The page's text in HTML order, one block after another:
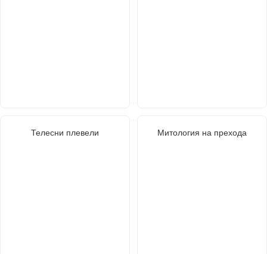
Телесни плевели Митология на прехода